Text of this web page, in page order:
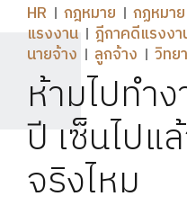
HR กฎหมาย กฏหมา
แรงงาน
ฎีกาคดีแรงง
นายจ้าง
ลูกจ้าง วิทย
ห้ามไปทำ
ปี เซ็นไปแ
จริงไหม